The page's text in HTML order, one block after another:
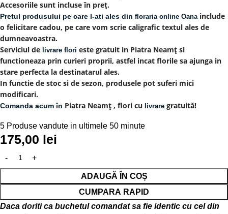
Accesoriile sunt incluse în preț.
Pretul produsului pe care l-ati ales din floraria online Oanainclude
o felicitare cadou, pe care vom scrie caligrafic textul ales de
dumneavoastra.
Serviciul de livrare flori este gratuit in Piatra Neamț si
functioneaza prin curieri proprii, astfel incat florile sa ajunga in
stare perfecta la destinatarul ales.
In functie de stoc si de sezon, produsele pot suferi mici
modificari.
Comanda acum în Piatra Neamț , flori cu livrare gratuită!
5 Produse vandute in ultimele 50 minute
175,00 lei
ADAUGĂ ÎN COȘ
CUMPARA RAPID
Daca doriti ca buchetul comandat sa fie identic cu cel din